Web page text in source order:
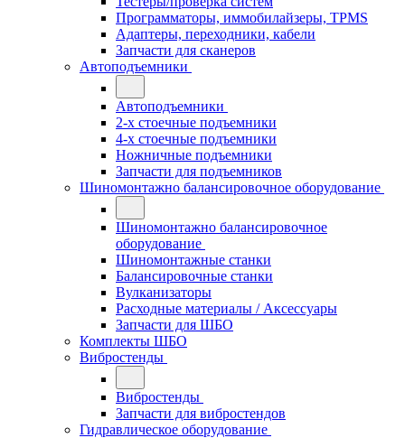
Программаторы, иммобилайзеры, TPMS
Адаптеры, переходники, кабели
Запчасти для сканеров
Автоподъемники
Автоподъемники
2-х стоечные подъемники
4-х стоечные подъемники
Ножничные подъемники
Запчасти для подъемников
Шиномонтажно балансировочное оборудование
Шиномонтажно балансировочное
оборудование
Шиномонтажные станки
Балансировочные станки
Вулканизаторы
Расходные материалы / Аксессуары
Запчасти для ШБО
Комплекты ШБО
Вибростенды
Вибростенды
Запчасти для вибростендов
Гидравлическое оборудование